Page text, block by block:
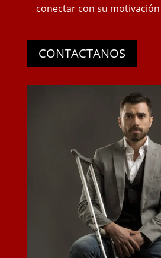
conectar con su
CONTACTANOS